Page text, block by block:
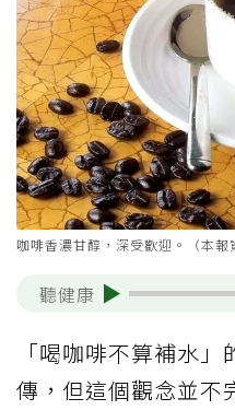
咖啡香濃甘醇，深受歡迎。（本報
聽健康
「喝咖啡不算補水
傳，但這個觀念並不